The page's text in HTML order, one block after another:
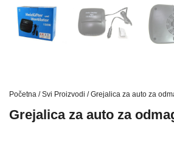
Početna /Svi Proizvodi / Grejalica za auto za
Grejalica za auto za